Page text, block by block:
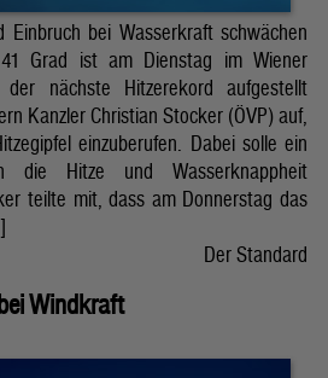
Einbruch bei Wasserkraft schwächen
Grad ist am Dienstag im Wiener
der nächste Hitzerekord aufgestellt
Kanzler Christian Stocker (ÖVP) auf,
einzuberufen. Dabei solle ein
die Hitze und Wasserknappheit
teilte mit, dass am Donnerstag das
Der Standard
Windkraft